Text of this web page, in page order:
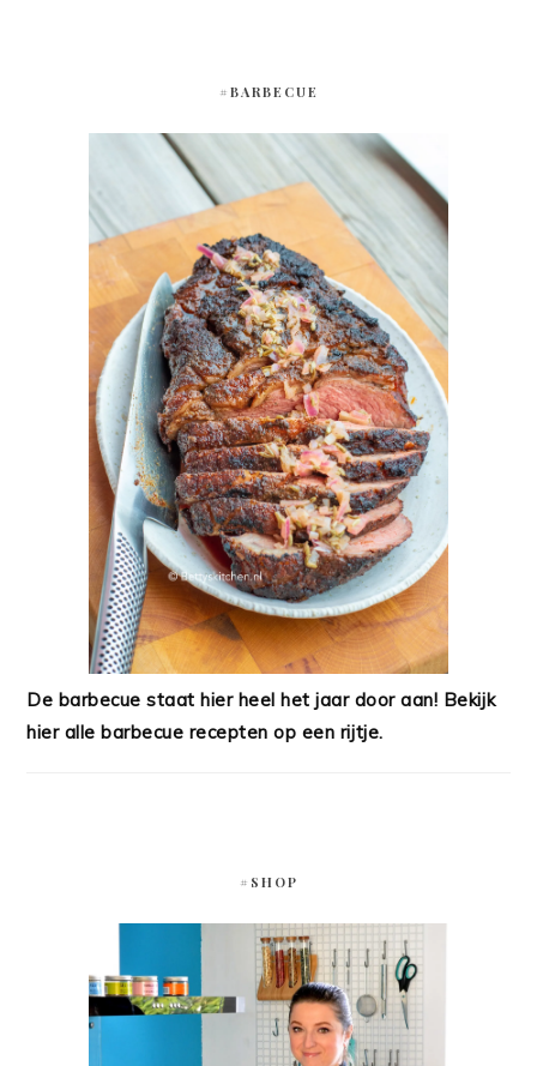
#BARBECUE
De barbecue staat hier heel het jaar door aan! Bekijk
hier alle barbecue recepten op een rijtje.
#SHOP